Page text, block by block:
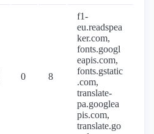
0 8
f1-
eu.readspea
ker.com,
fonts.googl
eapis.com,
fonts.gstatic
.com,
translate-
pa.googlea
pis.com,
translate.go